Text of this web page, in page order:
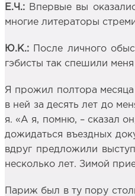
Е.Ч.: Впервые вы
многие литераторы
Ю.К.: После личного
гэбисты так спешили
Я прожил полтора месяца
в ней за десять лет до
я. «А я, помню, – сказал
дожидаться въездных
вдруг предложили
несколько лет. Зимой
Париж был в ту пору